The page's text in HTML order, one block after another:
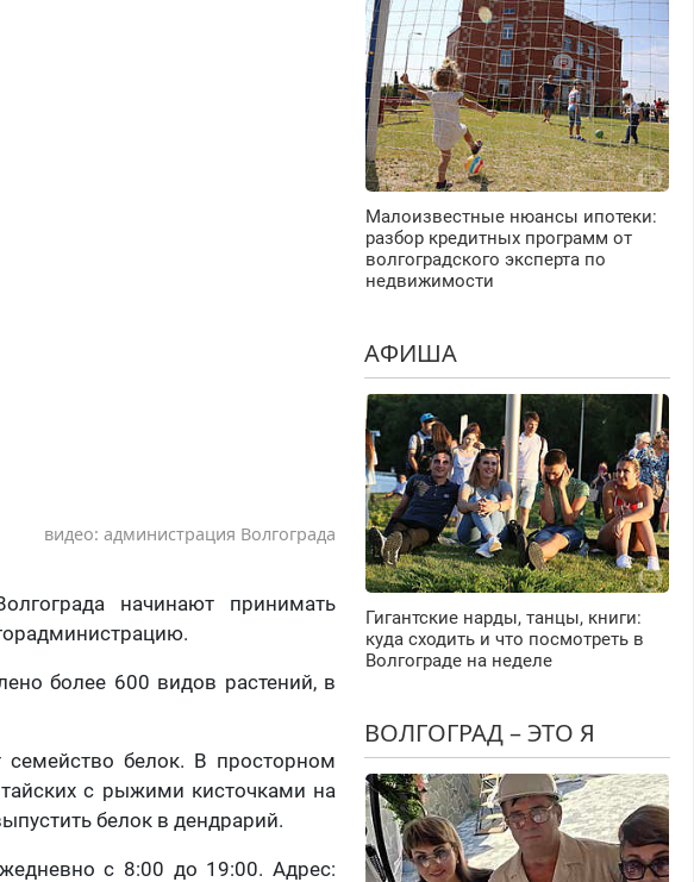
видео: администрация Волгограда
начинают принимать
более 600 видов растений, в
семейство белок. В просторном
с рыжими кисточками на
белок в дендрарий.
с 8:00 до 19:00. Адрес:
Малоизвестные нюансы ипотеки:
разбор кредитных программ от
волгоградского эксперта по
недвижимости
АФИША
Гигантские нарды, танцы, книги:
куда сходить и что посмотреть в
Волгограде на неделе
ВОЛГОГРАД – ЭТО Я